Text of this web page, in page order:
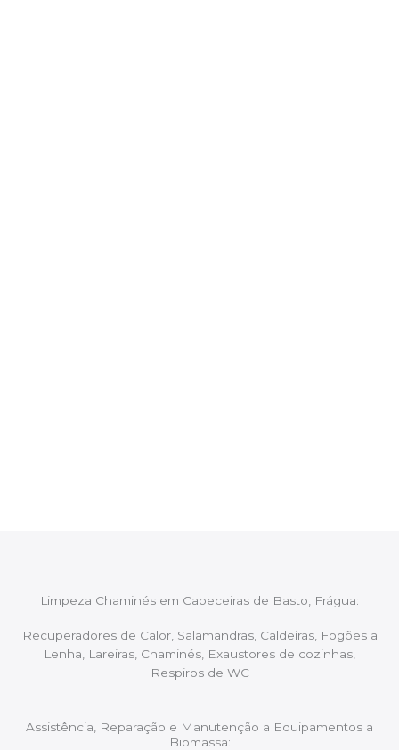
Limpeza Chaminés em Cabeceiras de Basto, Frágua:
Recuperadores de Calor, Salamandras, Caldeiras, Fogões a
Lenha, Lareiras, Chaminés, Exaustores de cozinhas,
Respiros de WC
Assistência, Reparação e Manutenção a Equipamentos a
Biomassa: